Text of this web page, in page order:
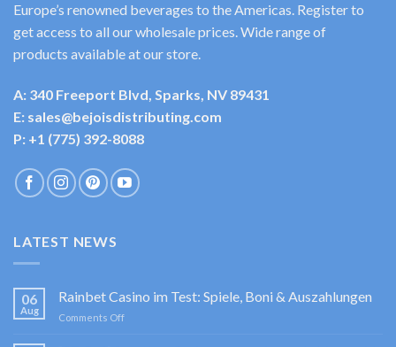
Europe’s renowned beverages to the Americas. Register to
get access to all our wholesale prices. Wide range of
products available at our store.
A: 340 Freeport Blvd, Sparks, NV 89431
E: sales@bejoisdistributing.com
P: +1 (775) 392-8088
LATEST NEWS
06
Aug
Rainbet Casino im Test: Spiele, Boni & Auszahlungen
Comments Offon